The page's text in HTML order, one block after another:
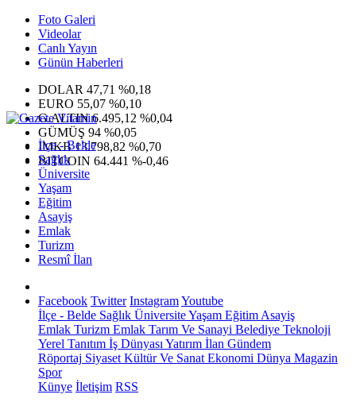
Foto Galeri
Videolar
Canlı Yayın
Günün Haberleri
DOLAR 47,71 %0,18
EURO 55,07 %0,10
G.ALTIN6.495,12 %0,04
GÜMÜŞ 94 %0,05
IMKB13.798,82 %0,70
BITCOIN 64.441 %-0,46
İlçe - Belde
Sağlık
Üniversite
Yaşam
Eğitim
Asayiş
Emlak
Turizm
Resmî İlan
Facebook Twitter InstagramYoutube
İlçe - Belde Sağlık ÜniversiteYaşam Eğitim Asayiş
Emlak Turizm Emlak Tarım Ve Sanayi Belediye Teknoloji
Yerel Tanıtım İş Dünyası Yatırım İlan Gündem
Röportaj Siyaset Kültür Ve Sanat Ekonomi Dünya Magazin
Spor
Künye İletişim RSS